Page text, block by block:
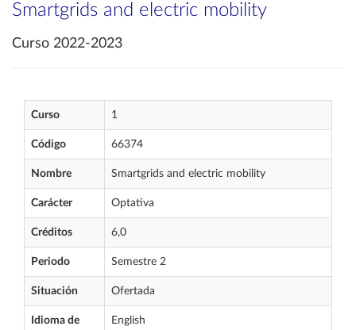
Smartgrids and electric mobility
Curso 2022-2023
Curso 1
Código 66374
Nombre Smartgrids and electric mobility
Carácter Optativa
Créditos 6,0
Periodo Semestre 2
Situación Ofertada
Idioma de
English